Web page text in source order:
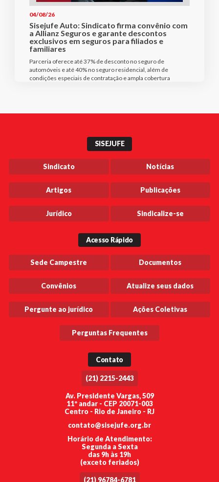
04/08/26
Sisejufe Auto: Sindicato firma convênio com
a Allianz Seguros e garante descontos
exclusivos em seguros para filiados e
familiares
Parceria oferece até 37% de desconto no seguro de
automóveis e até 40% no seguro residencial, além de
condições especiais de contratação e ampla cobertura
SISEJUFE
Sindicato Notícias
Artigos Publicações
Jurídico Sindicalize-se
Acesso Rápido
Sede Campestre Documentos
Convênios Atualize seus dados
Pergunte ao jurídico Ações Coletivas
Perguntas Frequentes
Contato
(21) 2215-2443
Av. Presidente Vargas, 509
11º andar - CEP 20071-003
Centro - Rio de Janeiro - RJ
contato@sisejufe.org.br
Horário de Atendimento:
Segunda a Sexta
das 9h às 19h
(exceto feriados)
(21) 96784-6781